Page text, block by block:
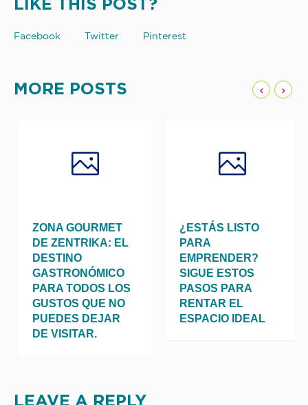
Facebook Twitter Pinterest
MORE POSTS
CHINA,
Y
ZONA GOURMET
DE ZENTRIKA: EL
GASTRONÓMICO
PARA TODOS LOS
GUSTOS QUE NO
PUEDES DEJAR
LEAVE A REPLY